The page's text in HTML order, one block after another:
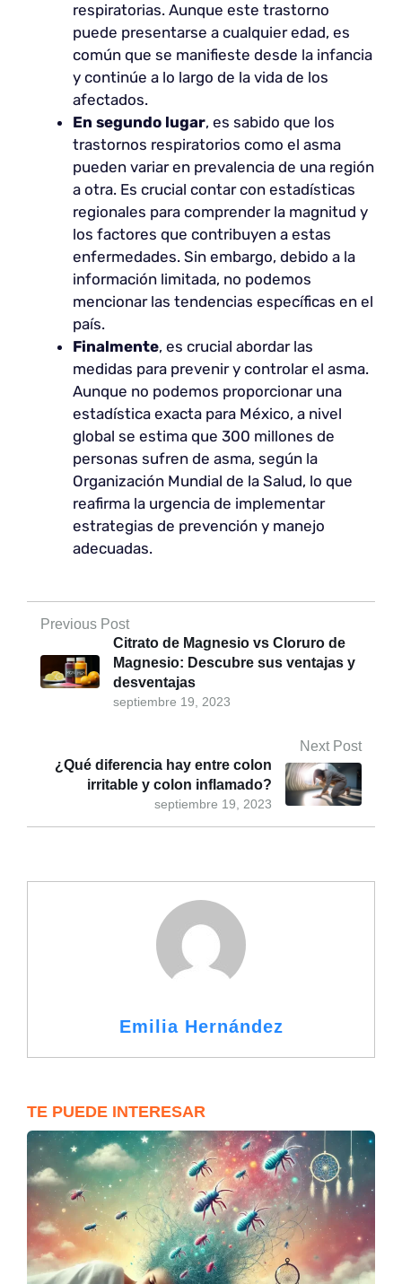
respiratorias. Aunque este trastorno
puede presentarse a cualquier edad, es
común que se manifieste desde la infancia
y continúe a lo largo de la vida de los
afectados.
En segundo lugar, es sabido que los
trastornos respiratorios como el asma
pueden variar en prevalencia de una región
a otra. Es crucial contar con estadísticas
regionales para comprender la magnitud y
los factores que contribuyen a estas
enfermedades. Sin embargo, debido a la
información limitada, no podemos
mencionar las tendencias específicas en el
país.
Finalmente, es crucial abordar las
medidas para prevenir y controlar el asma.
Aunque no podemos proporcionar una
estadística exacta para México, a nivel
global se estima que 300 millones de
personas sufren de asma, según la
Organización Mundial de la Salud, lo que
reafirma la urgencia de implementar
estrategias de prevención y manejo
adecuadas.
Previous Post
septiembre 19, 2023
Citrato de Magnesio vs Cloruro de
Magnesio: Descubre sus ventajas y
desventajas
Next Post
septiembre 19, 2023
¿Qué diferencia hay entre colon
irritable y colon inflamado?
Emilia Hernández
TE PUEDE INTERESAR